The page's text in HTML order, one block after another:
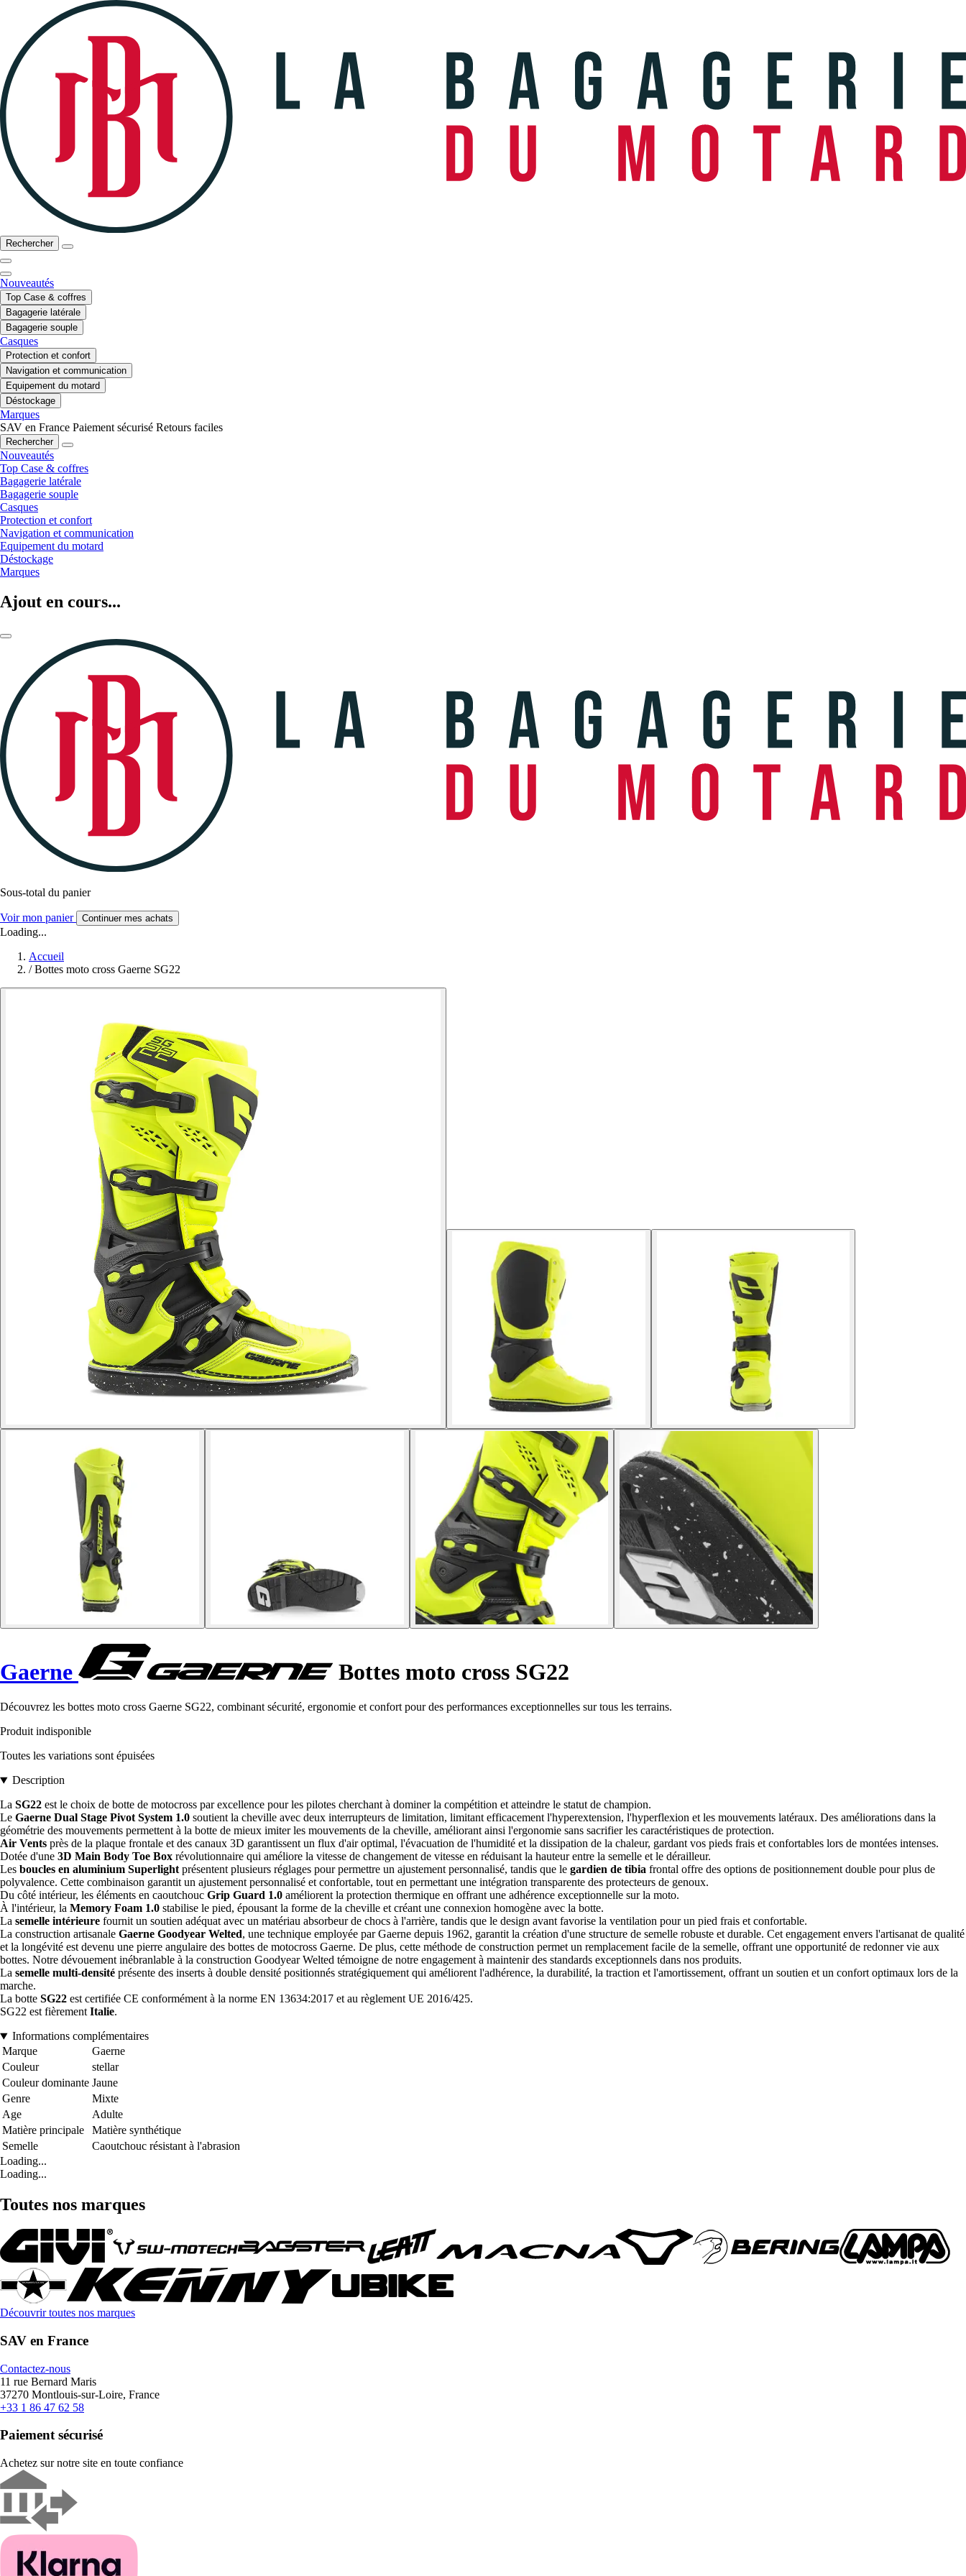
Rechercher
Nouveautés
Top Case & coffres
Bagagerie latérale
Bagagerie souple
Casques
Protection et confort
Navigation et communication
Equipement du motard
Déstockage
Marques
SAV en France Paiement sécurisé Retours faciles
Rechercher
Nouveautés
Top Case & coffres
Bagagerie latérale
Bagagerie souple
Casques
Protection et confort
Navigation et communication
Equipement du motard
Déstockage
Marques
Ajout en cours...
Sous-total du panier
Voir mon panier Continuer mes achats
Loading...
Accueil
/ Bottes moto cross Gaerne SG22
Gaerne Bottes moto cross SG22
Découvrez les bottes moto cross Gaerne SG22, combinant sécurité, ergonomie et confort pour des performances exceptionnelles sur tous les terrains.
Produit indisponible
Toutes les variations sont épuisées
Description
La SG22 est le choix de botte de motocross par excellence pour les pilotes cherchant à dominer la compétition et atteindre le statut de champion.
Le Gaerne Dual Stage Pivot System 1.0 soutient la cheville avec deux interrupteurs de limitation, limitant efficacement l'hyperextension, l'hyperflexion et les mouvements latéraux. Des améliorations dans la
géométrie des mouvements permettent à la botte de mieux imiter les mouvements de la cheville, améliorant ainsi l'ergonomie sans sacrifier les caractéristiques de protection.
Air Vents près de la plaque frontale et des canaux 3D garantissent un flux d'air optimal, l'évacuation de l'humidité et la dissipation de la chaleur, gardant vos pieds frais et confortables lors de montées intenses.
Dotée d'une 3D Main Body Toe Box révolutionnaire qui améliore la vitesse de changement de vitesse en réduisant la hauteur entre la semelle et le dérailleur.
Les boucles en aluminium Superlightprésentent plusieurs réglages pour permettre un ajustement personnalisé, tandis que le gardien de tibia frontal offre des options de positionnement double pour plus de
polyvalence. Cette combinaison garantit un ajustement personnalisé et confortable, tout en permettant une intégration transparente des protecteurs de genoux.
Du côté intérieur, les éléments en caoutchouc Grip Guard 1.0 améliorent la protection thermique en offrant une adhérence exceptionnelle sur la moto.
À l'intérieur, la Memory Foam 1.0 stabilise le pied, épousant la forme de la cheville et créant une connexion homogène avec la botte.
La semelle intérieure fournit un soutien adéquat avec un matériau absorbeur de chocs à l'arrière, tandis que le design avant favorise la ventilation pour un pied frais et confortable.
La construction artisanale Gaerne Goodyear Welted, une technique employée par Gaerne depuis 1962, garantit la création d'une structure de semelle robuste et durable. Cet engagement envers l'artisanat de qualité
et la longévité est devenu une pierre angulaire des bottes de motocross Gaerne. De plus, cette méthode de construction permet un remplacement facile de la semelle, offrant une opportunité de redonner vie aux
bottes. Notre dévouement inébranlable à la construction Goodyear Welted témoigne de notre engagement à maintenir des standards exceptionnels dans nos produits.
La semelle multi-densité présente des inserts à double densité positionnés stratégiquement qui améliorent l'adhérence, la durabilité, la traction et l'amortissement, offrant un soutien et un confort optimaux lors de la
marche.
La botte SG22 est certifiée CE conformément à la norme EN 13634:2017 et au règlement UE 2016/425.
SG22 est fièrementItalie.
Informations complémentaires
Marque
Gaerne
Couleur
stellar
Couleur dominante Jaune
Genre
Mixte
Age
Adulte
Matière principale
Matière synthétique
Semelle
Caoutchouc résistant à l'abrasion
Loading...
Loading...
Toutes nos marques
Découvrir toutes nos marques
SAV en France
Contactez-nous
11 rue Bernard Maris
37270 Montlouis-sur-Loire, France
+33 1 86 47 62 58
Paiement sécurisé
Achetez sur notre site en toute confiance